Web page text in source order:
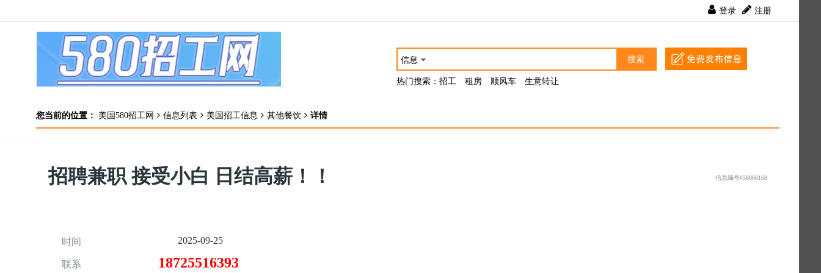
登录 注册
信息 搜索
热门搜索： 招工 租房 顺风车 生意转让
您当前的位置： 美国580招工网 信息列表 美国招工信息 其他餐饮 详情
招聘兼职 接受小白 日结高薪！！ 信息编号#58066168
时间 2025-09-25
联系 18725516393